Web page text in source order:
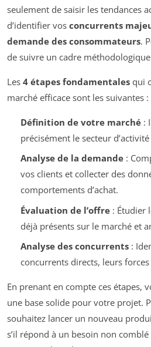
seulement de saisir les tendances
d’identifier vos concurrents
demande des consommateurs.
de suivre un cadre
Les 4 étapes fondamentales qui
marché efficace sont les suivantes :
Définition de votre marché:
précisément le secteur
Analyse de la demande:
vos clients et collecter des
comportements d’achat.
Évaluation de l’offre: Étudier
déjà présents sur le marché et
Analyse des concurrents:
concurrents directs, leurs
En prenant en compte ces étapes,
une base solide pour votre projet.
souhaitez lancer un nouveau
s’il répond à un besoin non